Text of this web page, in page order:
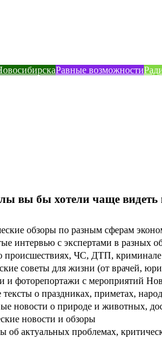
Равные возможности
вы бы хотели чаще
обзоры по разным сферам
интервью с экспертами в разных
происшествиях, ЧС, ДТП, криминале
советы для жизни (от врачей,
и фоторепортажи с мероприятий
о праздниках, приметах,
новости о природе и животных,
новости и обзоры
об актуальных проблемах,